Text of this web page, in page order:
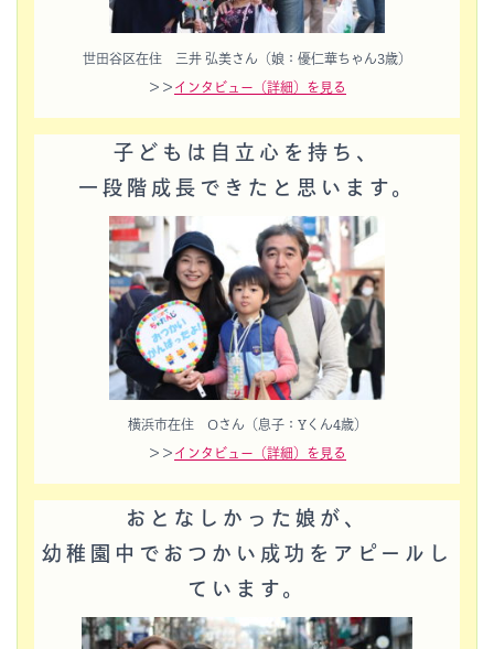
世田谷区在住 三井 弘美さん（娘：優仁華ちゃん3歳）
＞＞ インタビュー（詳細）を見る
子どもは自立心を持ち、
一段階成長できたと思います。
横浜市在住 Oさん（息子：Yくん4歳）
＞＞ インタビュー（詳細）を見る
おとなしかった娘が、
幼稚園中でおつかい成功をアピールし
ています。